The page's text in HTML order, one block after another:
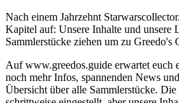
Nach einem Jahrzehnt
Kapitel auf: Unsere Inhalte und unsere
Sammlerstücke ziehen um zu Greedo's
Auf www.greedos.guide erwartet euch
noch mehr Infos, spannenden News
Übersicht über alle Sammlerstücke.